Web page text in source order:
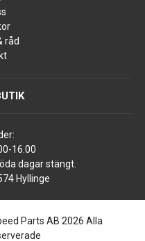
råd
16.00
dagar stängt.
Hyllinge
Parts AB 2026 Alla